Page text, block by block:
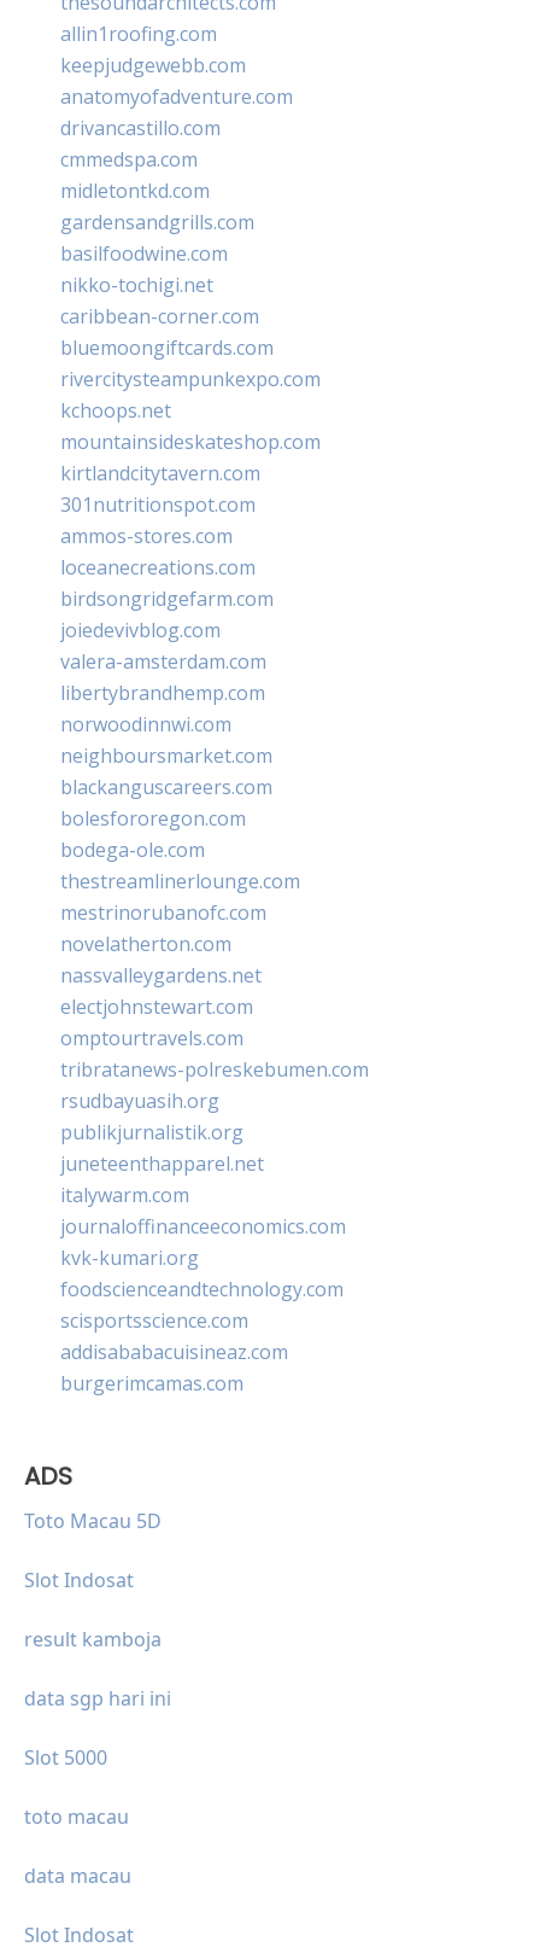
allin1roofing.com
keepjudgewebb.com
anatomyofadventure.com
drivancastillo.com
cmmedspa.com
midletontkd.com
gardensandgrills.com
basilfoodwine.com
nikko-tochigi.net
caribbean-corner.com
bluemoongiftcards.com
rivercitysteampunkexpo.com
kchoops.net
mountainsideskateshop.com
kirtlandcitytavern.com
301nutritionspot.com
ammos-stores.com
loceanecreations.com
birdsongridgefarm.com
joiedevivblog.com
valera-amsterdam.com
libertybrandhemp.com
norwoodinnwi.com
neighboursmarket.com
blackanguscareers.com
bolesfororegon.com
bodega-ole.com
thestreamlinerlounge.com
mestrinorubanofc.com
novelatherton.com
nassvalleygardens.net
electjohnstewart.com
omptourtravels.com
tribratanews-polreskebumen.com
rsudbayuasih.org
publikjurnalistik.org
juneteenthapparel.net
italywarm.com
journaloffinanceeconomics.com
kvk-kumari.org
foodscienceandtechnology.com
scisportsscience.com
addisababacuisineaz.com
burgerimcamas.com
ADS
Toto Macau 5D
Slot Indosat
result kamboja
data sgp hari ini
Slot 5000
toto macau
data macau
Slot Indosat